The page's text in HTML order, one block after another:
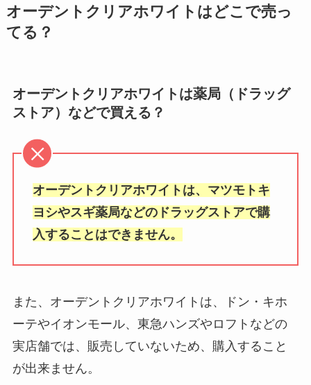
は？ダウンロード版は無料？最新
ニトリで車椅子販売してる？どこ
で買う？イオンやコーナン・カイ
ンズなど取扱店や値段調査
なぜ？品薄で売ってない？売って
る場所と最安値はどこ？
&beはドラッグストアに売って
食紅はどこに売ってる？ドラッグ
ストアやドンキホーテや業務スー
30msは売ってない＆品薄はな
ぜ？ヨドバシ・ビックカメラで再
販＆予約はできる？
える？売ってる場所調査
オーデントクリアホワイトはどこで売っ
てる？
オーデントクリアホワイトは薬局（ドラッグ
ストア）などで買える？
オーデントクリアホワイトは、マツモトキ
ヨシやスギ薬局などのドラッグストアで購
入することはできません。
また、オーデントクリアホワイトは、ドン・キホ
ーテやイオンモール、東急ハンズやロフトなどの
実店舗では、販売していないため、購入すること
が出来ません。